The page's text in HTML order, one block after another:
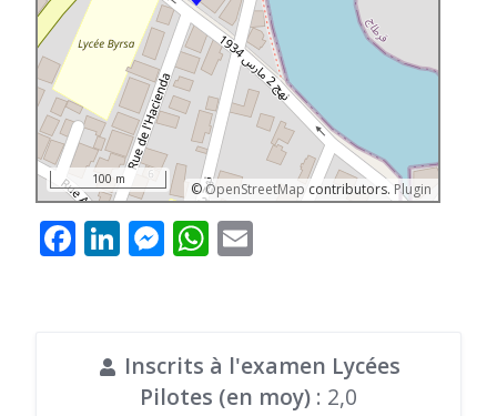
©OpenStreetMap contributors. Plugin
100 m
Facebook
LinkedIn
Messenger
WhatsApp
Inscrits à l'examen Lycées
Pilotes (en moy) : 2,0